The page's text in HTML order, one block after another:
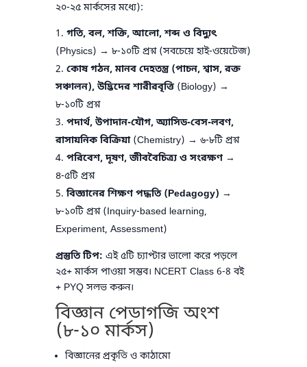
২০-২৫ মার্কসের মধ্যে):
গতি, বল, শক্তি, আলো, শব্দ ও বিদ্যুৎ
(Physics) → ৮-১০টি প্রশ্ন (সবচেয়ে হাই-ওয়েটেজ)
কোষ গঠন, মানব দেহতন্ত্র (পাচন, শ্বাস, রক্ত
সঞ্চালন), উদ্ভিদের শারীরবৃত্তি(Biology) →
৮-১০টি প্রশ্ন
পদার্থ, উপাদান-যৌগ, অ্যাসিড-বেস-লবণ,
রাসায়নিক বিক্রিয়া(Chemistry) → ৬-৮টি প্রশ্ন
পরিবেশ, দূষণ, জীববৈচিত্র্য ও সংরক্ষণ→
৪-৫টি প্রশ্ন
বিজ্ঞানের শিক্ষণ পদ্ধতি (Pedagogy) →
৮-১০টি প্রশ্ন (Inquiry-based learning,
Experiment, Assessment)
প্রস্তুতি টিপ: এই ৫টি চ্যাপ্টার ভালো করে পড়লে
২৫+ মার্কস পাওয়া সম্ভব। NCERT Class 6-8 বই
+ PYQ সলভ করুন।
বিজ্ঞান পেডাগজি অংশ
(৮-১০ মার্কস)
বিজ্ঞানের প্রকৃতি ও কাঠামো